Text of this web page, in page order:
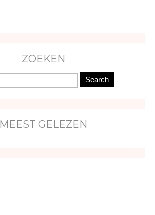
ZOEKEN
Search
MEEST GELEZEN